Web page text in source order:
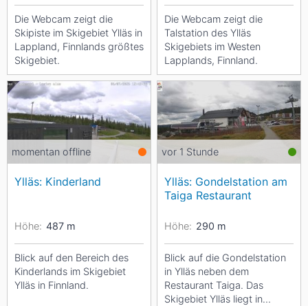
Die Webcam zeigt die
Skipiste im Skigebiet Ylläs in
Lappland, Finnlands größtes
Skigebiet.
Die Webcam zeigt die
Talstation des Ylläs
Skigebiets im Westen
Lapplands, Finnland.
momentan offline
Ylläs: Kinderland
Höhe: 487 m
Blick auf den Bereich des
Kinderlands im Skigebiet
Ylläs in Finnland.
vor 1 Stunde
Ylläs: Gondelstation am
Taiga Restaurant
Höhe: 290 m
Blick auf die Gondelstation
in Ylläs neben dem
Restaurant Taiga. Das
Skigebiet Ylläs liegt in